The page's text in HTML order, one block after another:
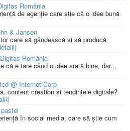
România
de agenție care știe că o idee bună
& Jansen
care să gândească și să producă
România
că e tare când o idee arată bine, dar...
@ Internet Corp
content creation și tendințele digitale?
în social media, care să știe cum